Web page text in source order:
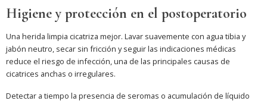
Higiene y protección en el postoperatorio
Una herida limpia cicatriza mejor. Lavar suavemente con agua tibia y
jabón neutro, secar sin fricción y seguir las indicaciones médicas
reduce el riesgo de infección, una de las principales causas de
cicatrices anchas o irregulares.
Detectar a tiempo la presencia de seromas o acumulación de líquido